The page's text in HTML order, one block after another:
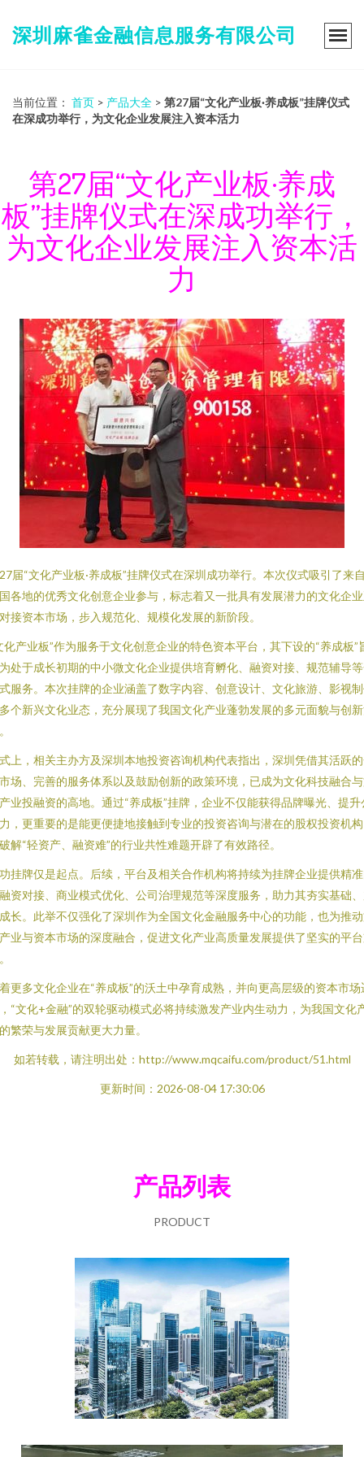
深圳麻雀金融信息服务有限公司
当前位置： 首页 > 产品大全 > 第27届“文化产业板·养成板”挂牌仪式
在深成功举行，为文化企业发展注入资本活力
第27届“文化产业板·养成
板”挂牌仪式在深成功举行，
为文化企业发展注入资本活
力
届“文化产业板·养成板”挂牌仪式在深圳成功举行。本次仪式吸引了来
各地的优秀文化创意企业参与，标志着又一批具有发展潜力的文化企
接资本市场，步入规范化、规模化发展的新阶段。
化产业板”作为服务于文化创意企业的特色资本平台，其下设的“养成板”
处于成长初期的中小微文化企业提供培育孵化、融资对接、规范辅导
服务。本次挂牌的企业涵盖了数字内容、创意设计、文化旅游、影视
个新兴文化业态，充分展现了我国文化产业蓬勃发展的多元面貌与创
上，相关主办方及深圳本地投资咨询机构代表指出，深圳凭借其活跃
场、完善的服务体系以及鼓励创新的政策环境，已成为文化科技融合
业投融资的高地。通过“养成板”挂牌，企业不仅能获得品牌曝光、提升
，更重要的是能更便捷地接触到专业的投资咨询与潜在的股权投资机
解“轻资产、融资难”的行业共性难题开辟了有效路径。
挂牌仅是起点。后续，平台及相关合作机构将持续为挂牌企业提供精
资对接、商业模式优化、公司治理规范等深度服务，助力其夯实基础
长。此举不仅强化了深圳作为全国文化金融服务中心的功能，也为推
业与资本市场的深度融合，促进文化产业高质量发展提供了坚实的平
更多文化企业在“养成板”的沃土中孕育成熟，并向更高层级的资本市场
“文化+金融”的双轮驱动模式必将持续激发产业内生动力，为我国文化
繁荣与发展贡献更大力量。
如若转载，请注明出处：http://www.mqcaifu.com/product/51.html
更新时间：2026-08-04 17:30:06
产品列表
PRODUCT